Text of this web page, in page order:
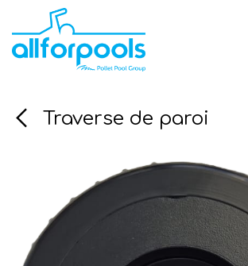
Se rendre au contenu
Traverse de paroi